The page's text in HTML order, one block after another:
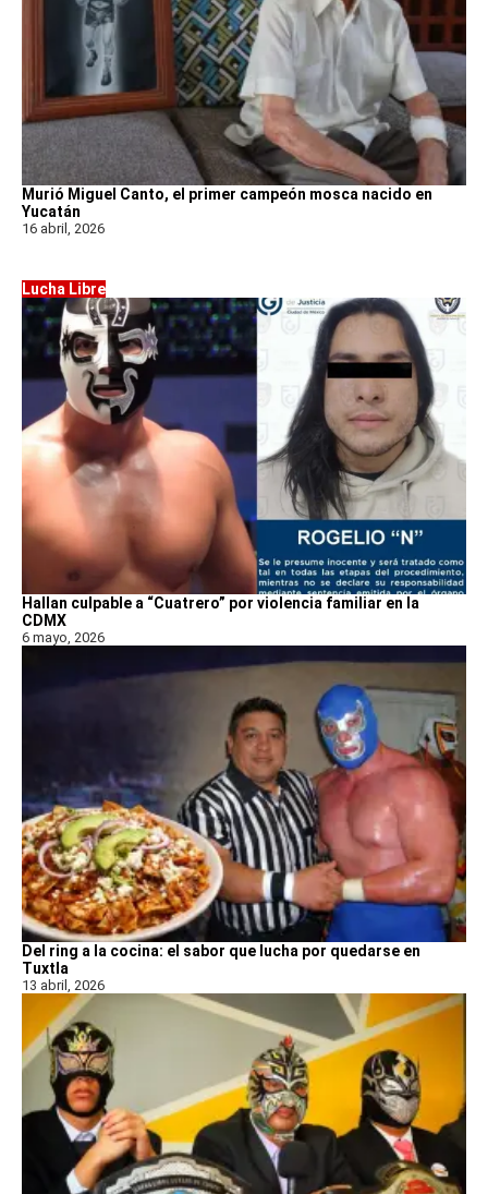
Murió Miguel Canto, el primer campeón mosca nacido en
Yucatán
16 abril, 2026
Lucha Libre
Hallan culpable a “Cuatrero” por violencia familiar en la
CDMX
6 mayo, 2026
Del ring a la cocina: el sabor que lucha por quedarse en
Tuxtla
13 abril, 2026